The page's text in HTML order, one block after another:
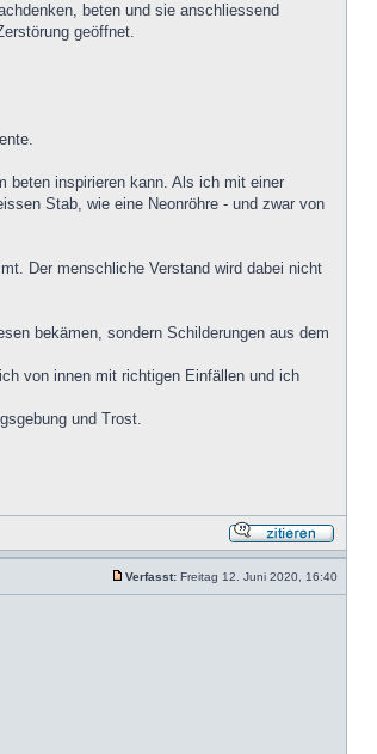
beten und sie anschliessend
geöffnet.
beten inspirieren kann. Als ich mit einer
Stab, wie eine Neonröhre - und zwar von
Der menschliche Verstand wird dabei nicht
bekämen, sondern Schilderungen aus dem
von innen mit richtigen Einfällen und ich
und Trost.
Verfasst: Freitag 12. Juni 2020, 16:40